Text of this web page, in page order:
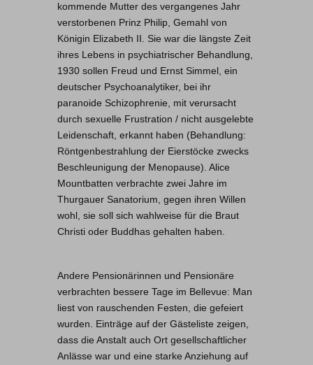
kommende Mutter des vergangenes Jahr
verstorbenen Prinz Philip, Gemahl von
Königin Elizabeth II. Sie war die längste Zeit
ihres Lebens in psychiatrischer Behandlung,
1930 sollen Freud und Ernst Simmel, ein
deutscher Psychoanalytiker, bei ihr
paranoide Schizophrenie, mit verursacht
durch sexuelle Frustration / nicht ausgelebte
Leidenschaft, erkannt haben (Behandlung:
Röntgenbestrahlung der Eierstöcke zwecks
Beschleunigung der Menopause). Alice
Mountbatten verbrachte zwei Jahre im
Thurgauer Sanatorium, gegen ihren Willen
wohl, sie soll sich wahlweise für die Braut
Christi oder Buddhas gehalten haben.
Andere Pensionärinnen und Pensionäre
verbrachten bessere Tage im Bellevue: Man
liest von rauschenden Festen, die gefeiert
wurden. Einträge auf der Gästeliste zeigen,
dass die Anstalt auch Ort gesellschaftlicher
Anlässe war und eine starke Anziehung auf